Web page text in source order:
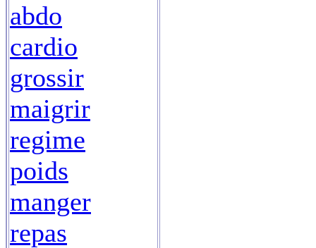
abdo
cardio
grossir
maigrir
regime
poids
manger
repas